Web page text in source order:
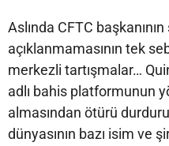
Aslında CFTC
açıklanmamasının tek
merkezli tartışmalar…
adlı bahis platformunun
almasından ötürü
dünyasının bazı isim ve